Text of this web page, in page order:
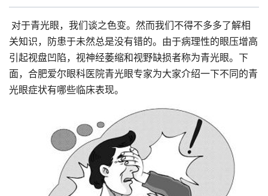
对于青光眼，我们谈之色变。然而我们不得不多多了解相
关知识，防患于未然总是没有错的。由于病理性的眼压增高
引起视盘凹陷，视神经萎缩和视野缺损者称为青光眼。下
面，合肥爱尔眼科医院青光眼专家为大家介绍一下不同的青
光眼症状有哪些临床表现。